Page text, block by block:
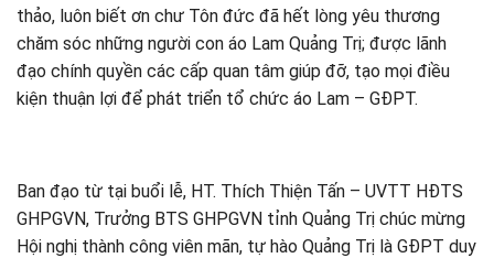
thảo, luôn biết ơn chư Tôn đức đã hết lòng yêu thương
chăm sóc những người con áo Lam Quảng Trị; được lãnh
đạo chính quyền các cấp quan tâm giúp đỡ, tạo mọi điều
kiện thuận lợi để phát triển tổ chức áo Lam – GĐPT.
Ban đạo từ tại buổi lễ, HT. Thích Thiện Tấn – UVTT HĐTS
GHPGVN, Trưởng BTS GHPGVN tỉnh Quảng Trị chúc mừng
Hội nghị thành công viên mãn, tự hào Quảng Trị là GĐPT duy